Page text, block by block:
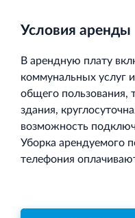
Условия аренды
В арендную плату
коммунальных услуг
общего пользования,
здания,
возможность
Уборка арендуемого
телефония